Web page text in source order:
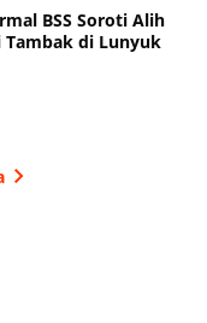
BSS Soroti Alih
Tambak di Lunyuk